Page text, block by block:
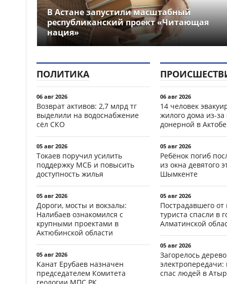
В Астане запустили масштабный
республиканский проект «Читающая
нация»
ПОЛИТИКА
06 авг 2026
Возврат активов: 2,7 млрд тг
выделили на водоснабжение
сёл СКО
05 авг 2026
Токаев поручил усилить
поддержку МСБ и повысить
доступность жилья
05 авг 2026
Дороги, мосты и вокзалы:
Налибаев ознакомился с
крупными проектами в
Актюбинской области
05 авг 2026
Канат Ерубаев назначен
председателем Комитета
геологии МПС РК
06 авг 2026
14 человек
жилого дома из-
донерной в Актобе
05 авг 2026
Ребёнок погиб
из окна девятого
Шымкенте
05 авг 2026
Пострадавшего от
туриста спасли в
Алматинской
05 авг 2026
Загорелось
спас людей в